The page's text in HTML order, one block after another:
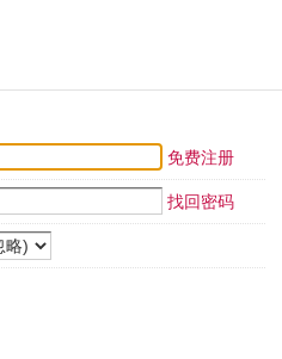
免费注册
找回密码